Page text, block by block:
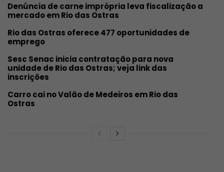
Denúncia de carne imprópria leva fiscalização a
mercado em Rio das Ostras
Rio das Ostras oferece 477 oportunidades de
emprego
Sesc Senac inicia contratação para nova
unidade de Rio das Ostras; veja link das
inscrições
Carro cai no Valão de Medeiros em Rio das
Ostras